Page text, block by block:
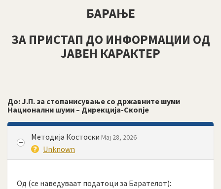
БАРАЊЕ
ЗА ПРИСТАП ДО ИНФОРМАЦИИ ОД
ЈАВЕН КАРАКТЕР
До:Ј.П. за стопанисување со државните шуми
Национални шуми – Дирекција-Скопје
Методија Костоски Мај 28, 2026
Unknown
Од (се наведуваат податоци за Барателот):